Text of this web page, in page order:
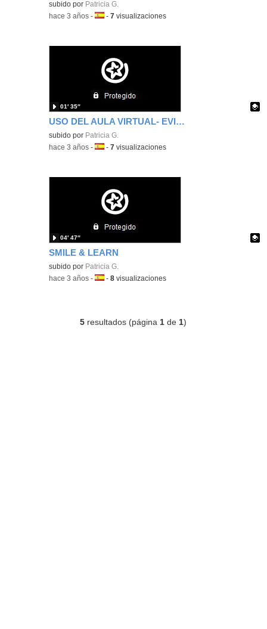
Contenido educativo.
subido por Patricia G.
-hace 3 años -Idioma:
-7 visualizaciones
USO DEL AULA VIRTUAL- EVIDENCIAS FUNDAMENTALES
Contenido educativo.
subido por Patricia G.
01′ 35″
-hace 3 años -Idioma:
-7 visualizaciones
SMILE & LEARN
Contenido educativo.
subido por Patricia G.
04′ 47″
-hace 3 años -Idioma:
-8 visualizaciones
5 resultados (página 1 de 1)